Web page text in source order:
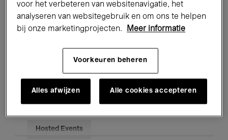
Jazz Klassieke Muziek Global Music
Onderwijs Rondleidingen
Hosted Events
voor het verbeteren van websitenavigatie, het
analyseren van websitegebruik en om ons te helpen
bij onze marketingprojecten.
Meer informatie
Voorkeuren beheren
Alles afwijzen Alle cookies accepteren